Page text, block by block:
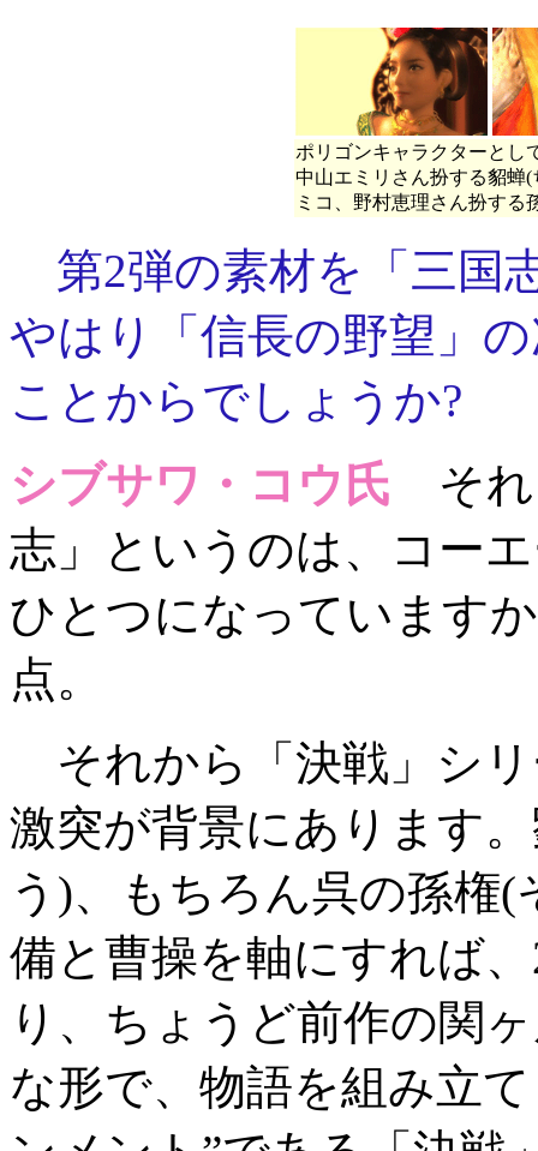
ポリゴンキャラクターとし
中山エミリさん扮する貂蝉
ミコ、野村恵理さん扮する
第2弾の素材を「三国
やはり「信長の野望」
ことからでしょうか?
シブサワ・コウ氏 それ
志」というのは、コー
ひとつになっています
点。
それから「決戦」シ
激突が背景にあります
う)、もちろん呉の孫権
備と曹操を軸にすれば
り、ちょうど前作の関
な形で、物語を組み立